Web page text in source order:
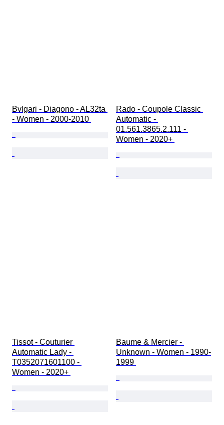
Bvlgari - Diagono - AL32ta
- Women - 2000-2010
Rado - Coupole Classic
Automatic -
01.561.3865.2.111 -
Women - 2020+
Tissot - Couturier
Automatic Lady -
T0352071601100 -
Women - 2020+
Baume & Mercier -
Unknown - Women - 1990-
1999